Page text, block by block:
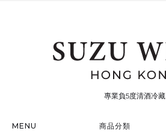
專業負5度清酒冷藏
MENU 商品分類